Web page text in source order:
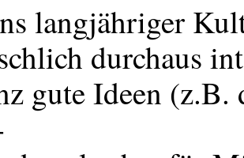
langjähriger
durchaus
gute Ideen